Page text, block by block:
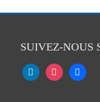
SUIVEZ-NOUS